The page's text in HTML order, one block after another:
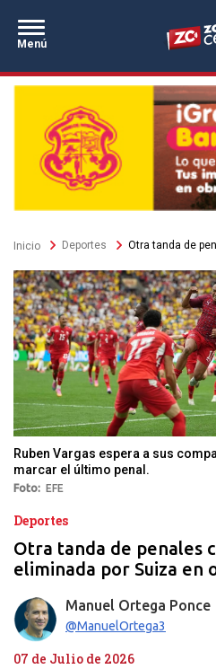
al
Menú
Destacados
Sobrescribir
enlaces
de
ayuda
a
la
navegación
Inicio Deportes Otra tanda de
Ruben Vargas espera a sus
marcar el último penal.
Foto EFE
Deportes
Otra tanda de penales
eliminada por Suiza en
Manuel Ortega Ponce
@ManuelOrtega3
07 de Julio de 2026